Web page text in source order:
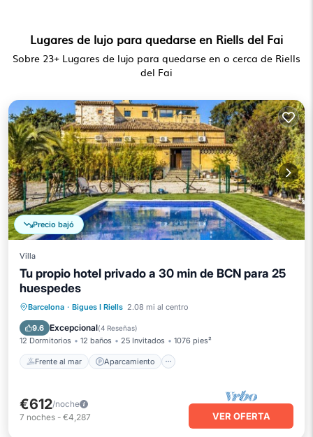
Lugares de lujo para quedarse en Riells del Fai
Sobre 23+ Lugares de lujo para quedarse en o cerca de Riells
del Fai
Precio bajó
Villa
Tu propio hotel privado a 30 min de BCN para 25
huespedes
Barcelona · Bigues I Riells 2.08 mi al centro
9.6 Excepcional(4 Reseñas)
12 Dormitorios 12 baños 25 Invitados 1076 pies²
Frente al mar Aparcamiento
Frente al mar Aparcamiento
Vista al mar
€612/noche
7 noches - €4,287 VER OFERTA